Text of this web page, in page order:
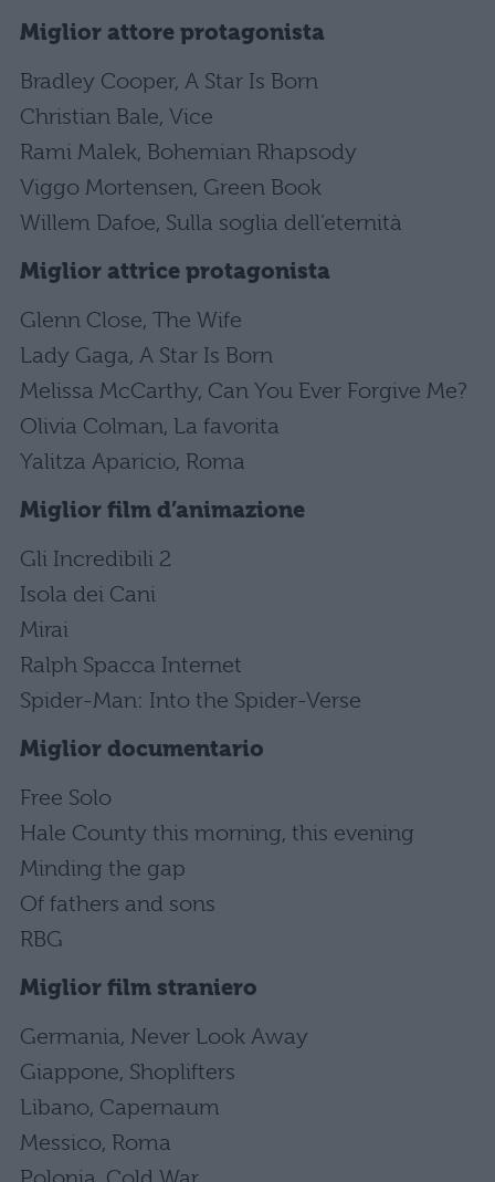
Miglior attore protagonista
Bradley Cooper, A Star Is Born
Christian Bale, Vice
Rami Malek, Bohemian Rhapsody
Viggo Mortensen, Green Book
Willem Dafoe, Sulla soglia dell’eternità
Miglior attrice protagonista
Glenn Close, The Wife
Lady Gaga, A Star Is Born
Melissa McCarthy, Can You Ever Forgive Me?
Olivia Colman, La favorita
Yalitza Aparicio, Roma
Miglior film d’animazione
Gli Incredibili 2
Isola dei Cani
Mirai
Ralph Spacca Internet
Spider-Man: Into the Spider-Verse
Miglior documentario
Free Solo
Hale County this morning, this evening
Minding the gap
Of fathers and sons
RBG
Miglior film straniero
Germania, Never Look Away
Giappone, Shoplifters
Libano, Capernaum
Messico, Roma